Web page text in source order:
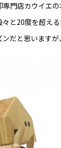
門店カウイエの
々と20度を超え
だと思います